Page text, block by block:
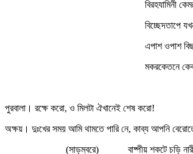
বিরহযামিনী
বিচ্ছেদতাপে
এপাশ ওপাশ
মকরকেতনে
পুরবালা। রক্ষে করো, ও মিলটা ঐখানেই শেষ করো!
অক্ষয়। দুঃখের সময় আমি থামতে পারি নে, কাব্য আপনি
(সাড়ম্বরে) বাষ্পীয় শকটে চড়ি